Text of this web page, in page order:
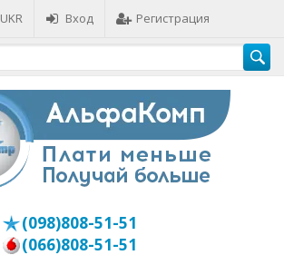
UKR Вход Регистрация
(098)808-51-51
(066)808-51-51